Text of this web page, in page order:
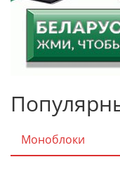
Моноблоки